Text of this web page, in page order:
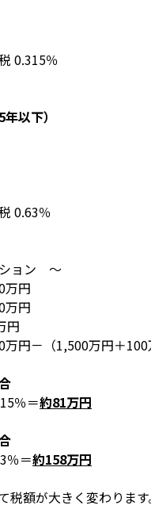
0.315％
5年以下）
0.63％
ョン ～
万円
万円
円
万円－（1,500万円＋100
％＝約81万円
％＝約158万円
税額が大きく変わります